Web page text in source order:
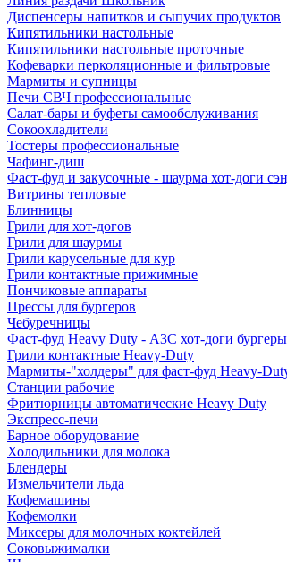
Диспенсеры напитков и сыпучих продуктов
Кипятильники настольные
Кипятильники настольные проточные
Кофеварки перколяционные и фильтровые
Мармиты и супницы
Печи СВЧ профессиональные
Салат-бары и буфеты самообслуживания
Сокоохладители
Тостеры профессиональные
Чафинг-диш
Фаст-фуд и закусочные - шаурма хот-доги
Витрины тепловые
Блинницы
Грили для хот-догов
Грили для шаурмы
Грили карусельные для кур
Грили контактные прижимные
Пончиковые аппараты
Прессы для бургеров
Чебуречницы
Фаст-фуд Heavy Duty - АЗС хот-доги бургеры
Грили контактные Heavy-Duty
Мармиты-"холдеры" для фаст-фуд Heavy-
Станции рабочие
Фритюрницы автоматические Heavy Duty
Экспресс-печи
Барное оборудование
Холодильники для молока
Блендеры
Измельчители льда
Кофемашины
Кофемолки
Миксеры для молочных коктейлей
Соковыжималки